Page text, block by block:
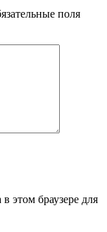
поля
этом браузере для